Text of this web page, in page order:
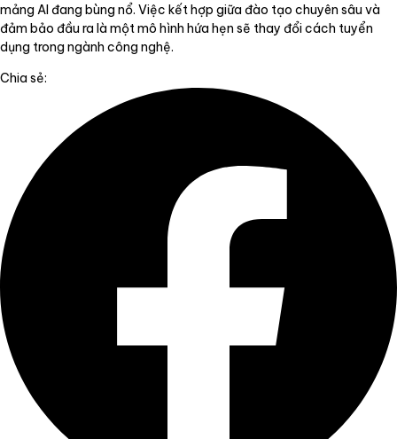
mảng AI đang bùng nổ. Việc kết hợp giữa đào tạo chuyên sâu và
đảm bảo đầu ra là một mô hình hứa hẹn sẽ thay đổi cách tuyển
dụng trong ngành công nghệ.
Chia sẻ: